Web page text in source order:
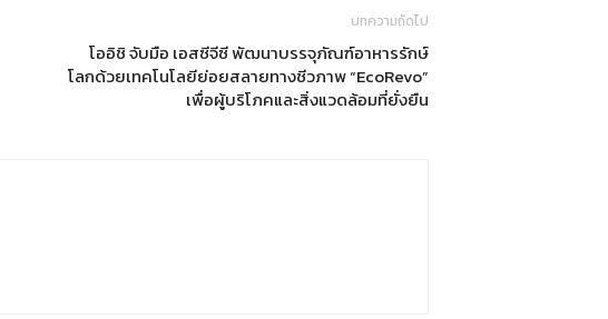
บทความถัดไป
โออิชิ จับมือ เอสซีจีซี พัฒนาบรรจุภัณฑ์อาหารรักษ์
โลกด้วยเทคโนโลยีย่อยสลายทางชีวภาพ “EcoRevo”
เพื่อผู้บริโภคและสิ่งแวดล้อมที่ยั่งยืน